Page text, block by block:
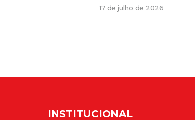
17 de julho de 2026
INSTITUCIONAL